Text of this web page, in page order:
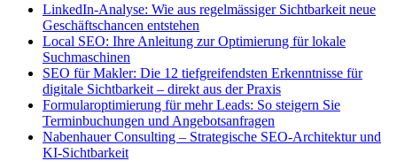
LinkedIn-Analyse: Wie aus regelmässiger Sichtbarkeit neue
Geschäftschancen entstehen
Local SEO: Ihre Anleitung zur Optimierung für lokale
Suchmaschinen
SEO für Makler: Die 12 tiefgreifendsten Erkenntnisse für
digitale Sichtbarkeit – direkt aus der Praxis
Formularoptimierung für mehr Leads: So steigern Sie
Terminbuchungen und Angebotsanfragen
Nabenhauer Consulting – Strategische SEO-Architektur und
KI-Sichtbarkeit